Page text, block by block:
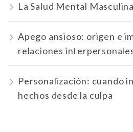
La Salud Mental
Apego ansioso: origen e
relaciones
Personalización: cuando
hechos desde la culpa